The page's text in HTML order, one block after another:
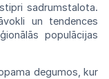
stiprisadrumstalota.
un tendences
populācijas
degumos, kur